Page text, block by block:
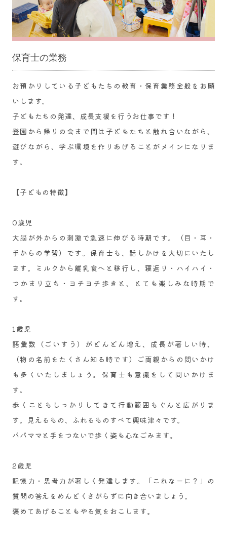
保育士の業務
お預かりしている子どもたちの教育・保育業務全般をお願
いします。
子どもたちの発達、成長支援を行うお仕事です！
登園から帰りの会まで間は子どもたちと触れ合いながら、
遊びながら、学ぶ環境を作りあげることがメインになりま
す。
【​子どもの特徴】
0歳児
大脳が外からの刺激で急速に伸びる時期です。（目・耳・
手からの学習）です。保育士も、話しかけを大切にいたし
ます。ミルクから離乳食へと移行し、寝返り・ハイハイ・
つかまり立ち・ヨチヨチ歩きと、とても楽しみな時期で
す。
1歳児
語彙数（ごいすう）がどんどん増え、成長が著しい時、
（物の名前をたくさん知る時です）ご両親からの問いかけ
も多くいたしましょう。保育士も意識をして問いかけま
す。
歩くこともしっかりしてきて行動範囲もぐんと広がりま
す。見えるもの、ふれるものすべて興味津々です。
パパママと手をつないで歩く姿も心なごみます。
2歳児
記憶力・思考力が著しく発達します。「これなーに？」の
質問の答えをめんどくさがらずに向き合いましょう。
​褒めてあげることもやる気をおこします。